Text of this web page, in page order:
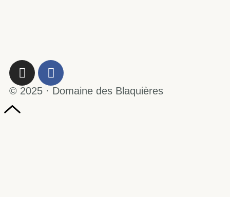
© 2025 · Domaine des Blaquières